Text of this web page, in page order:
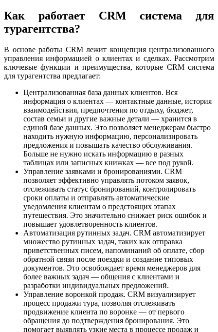
Как работает CRM система для
турагентства?
В основе работы CRM лежит концепция централизованного
управления информацией о клиентах и сделках. Рассмотрим
ключевые функции и преимущества, которые CRM система
для турагентства предлагает:
Централизованная база данных клиентов. Вся
информация о клиентах — контактные данные, история
взаимодействия, предпочтения по отдыху, бюджет,
состав семьи и другие важные детали — хранится в
единой базе данных. Это позволяет менеджерам быстро
находить нужную информацию, персонализировать
предложения и повышать качество обслуживания.
Больше не нужно искать информацию в разных
таблицах или записных книжках — все под рукой.
Управление заявками и бронированиями. CRM
позволяет эффективно управлять потоком заявок,
отслеживать статус бронирований, контролировать
сроки оплаты и отправлять автоматические
уведомления клиентам о предстоящих этапах
путешествия. Это значительно снижает риск ошибок и
повышает удовлетворенность клиентов.
Автоматизация рутинных задач. CRM автоматизирует
множество рутинных задач, таких как отправка
приветственных писем, напоминаний об оплате, сбор
обратной связи после поездки и создание типовых
документов. Это освобождает время менеджеров для
более важных задач — общения с клиентами и
разработки индивидуальных предложений.
Управление воронкой продаж. CRM визуализирует
процесс продажи тура, позволяя отслеживать
продвижение клиента по воронке — от первого
обращения до подтверждения бронирования. Это
помогает выявлять узкие места в процессе продаж и